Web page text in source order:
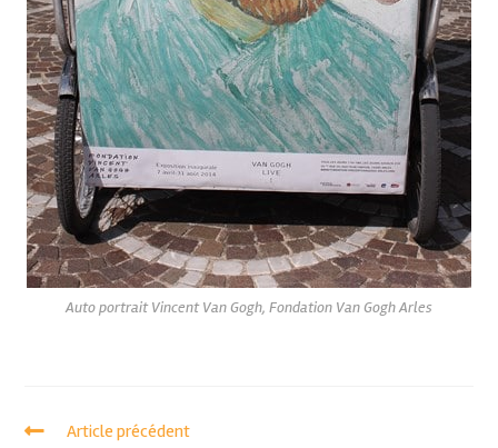
Auto portrait Vincent Van Gogh, Fondation Van Gogh Arles
Article précédent